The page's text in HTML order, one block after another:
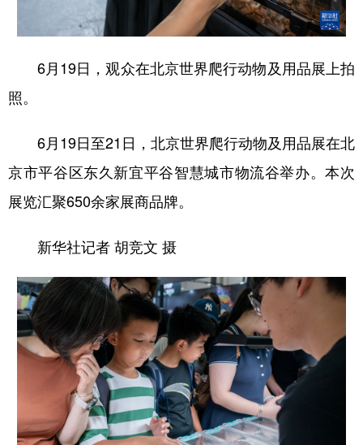
青海 宁夏
多语种频道
English Español Français عربى
Русский язык 日本語 한국어
Deutsch Português
6月19日，观众在北京世界爬行动物及用品展上拍
照。
6月19日至21日，北京世界爬行动物及用品展在北
京市平谷区东久新宜平谷智慧城市物流谷举办。本次
展览汇聚650余家展商品牌。
新华社记者 胡竞文 摄